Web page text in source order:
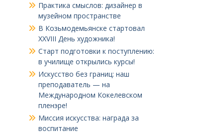
Практика смыслов: дизайнер в
музейном пространстве
В Козьмодемьянске стартовал
XXVIII День художника!
Старт подготовки к поступлению:
в училище открылись курсы!
Искусство без границ: наш
преподаватель — на
Международном Кокелевском
пленэре!
Миссия искусства: награда за
воспитание